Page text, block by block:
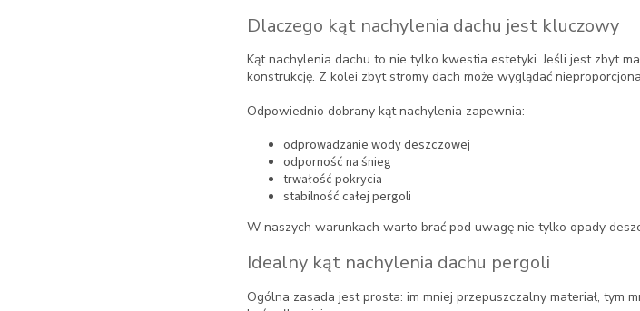
Dlaczego kąt nachylenia dachu jest kluczowy
Kąt nachylenia dachu to nie tylko kwestia estetyki. Jeśli jest zbyt
konstrukcję. Z kolei zbyt stromy dach może wyglądać
Odpowiednio dobrany kąt nachylenia zapewnia:
odprowadzanie wody deszczowej
odporność na śnieg
trwałość pokrycia
stabilność całej pergoli
W naszych warunkach warto brać pod uwagę nie tylko opady
Idealny kąt nachylenia dachu pergoli
Ogólna zasada jest prosta: im mniej przepuszczalny materiał, tym